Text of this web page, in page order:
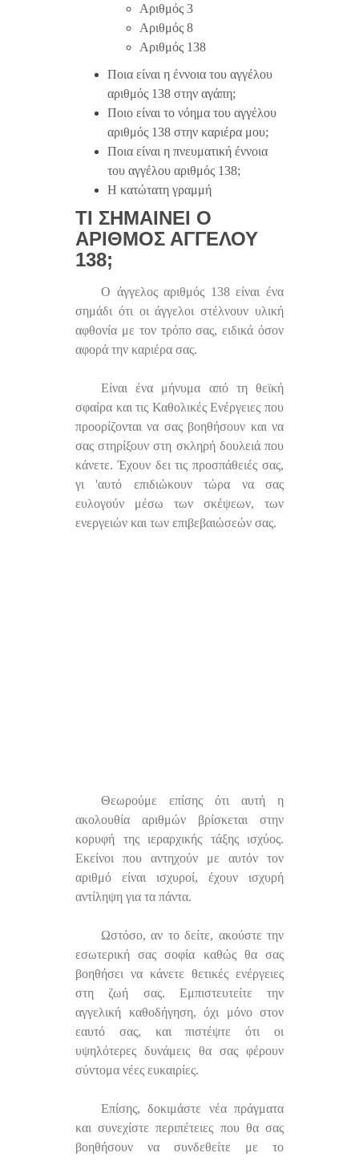
Αριθμός 3
Αριθμός 8
Αριθμός 138
Ποια είναι η έννοια του αγγέλου
αριθμός 138 στην αγάπη;
Ποιο είναι το νόημα του αγγέλου
αριθμός 138 στην καριέρα μου;
Ποια είναι η πνευματική έννοια
του αγγέλου αριθμός 138;
Η κατώτατη γραμμή
ΤΙ ΣΗΜΑΊΝΕΙ Ο
ΑΡΙΘΜΌΣ ΑΓΓΈΛΟΥ
138;
Ο άγγελος αριθμός 138 είναι ένα
σημάδι ότι οι άγγελοι στέλνουν υλική
αφθονία με τον τρόπο σας, ειδικά όσον
αφορά την καριέρα σας.
Είναι ένα μήνυμα από τη θεϊκή
σφαίρα και τις Καθολικές Ενέργειες που
προορίζονται να σας βοηθήσουν και να
σας στηρίξουν στη σκληρή δουλειά που
κάνετε. Έχουν δει τις προσπάθειές σας,
γι 'αυτό επιδιώκουν τώρα να σας
ευλογούν μέσω των σκέψεων, των
ενεργειών και των επιβεβαιώσεών σας.
Θεωρούμε επίσης ότι αυτή η
ακολουθία αριθμών βρίσκεται στην
κορυφή της ιεραρχικής τάξης ισχύος.
Εκείνοι που αντηχούν με αυτόν τον
αριθμό είναι ισχυροί, έχουν ισχυρή
αντίληψη για τα πάντα.
Ωστόσο, αν το δείτε, ακούστε την
εσωτερική σας σοφία καθώς θα σας
βοηθήσει να κάνετε θετικές ενέργειες
στη ζωή σας. Εμπιστευτείτε την
αγγελική καθοδήγηση, όχι μόνο στον
εαυτό σας, και πιστέψτε ότι οι
υψηλότερες δυνάμεις θα σας φέρουν
σύντομα νέες ευκαιρίες.
Επίσης, δοκιμάστε νέα πράγματα
και συνεχίστε περιπέτειες που θα σας
βοηθήσουν να συνδεθείτε με το